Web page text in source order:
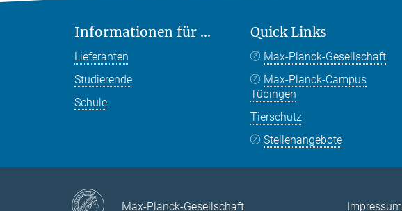
Informationen für ...
Lieferanten
Studierende
Schule
Quick Links
Max-Planck-Gesellschaft
Max-Planck-Campus
Tübingen
Tierschutz
Stellenangebote
Max-Planck-Gesellschaft Impressum